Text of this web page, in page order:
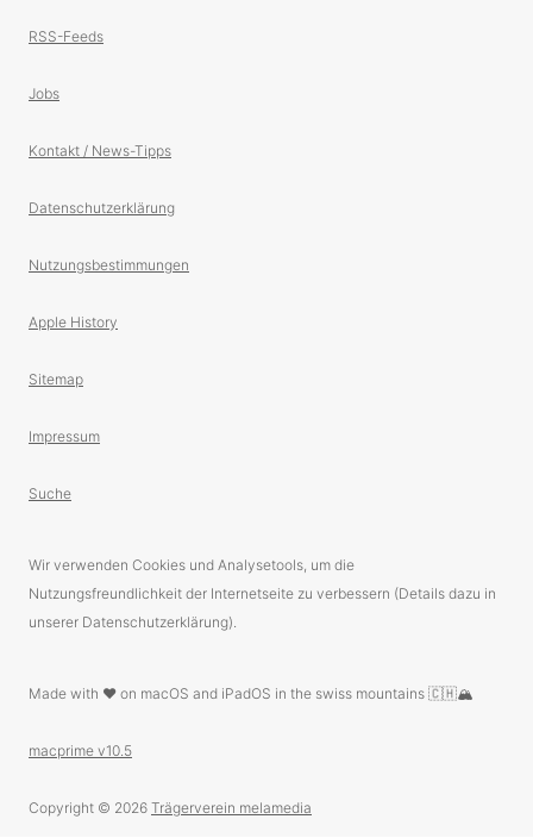
RSS-Feeds
Jobs
Kontakt / News-Tipps
Datenschutzerklärung
Nutzungsbestimmungen
Apple History
Sitemap
Impressum
Suche
Wir verwenden Cookies und Analysetools, um die
Nutzungsfreundlichkeit der Internetseite zu verbessern (Details dazu in
unserer Datenschutzerklärung).
Made with ❤️ on macOS and iPadOS in the swiss mountains 🇨🇭🏔
macprime v10.5
Copyright © 2026 Trägerverein melamedia